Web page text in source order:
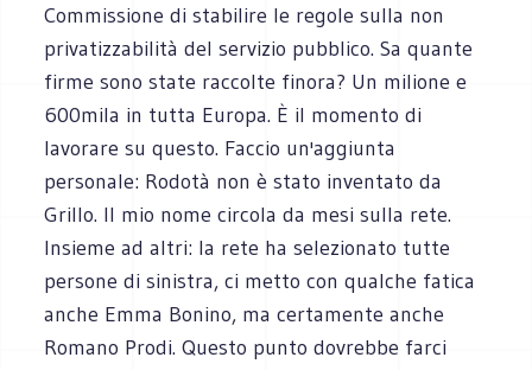
Commissione di stabilire le regole sulla non
privatizzabilità del servizio pubblico. Sa quante
firme sono state raccolte finora? Un milione e
600mila in tutta Europa. È il momento di
lavorare su questo. Faccio un'aggiunta
personale: Rodotà non è stato inventato da
Grillo. Il mio nome circola da mesi sulla rete.
Insieme ad altri: la rete ha selezionato tutte
persone di sinistra, ci metto con qualche fatica
anche Emma Bonino, ma certamente anche
Romano Prodi. Questo punto dovrebbe farci